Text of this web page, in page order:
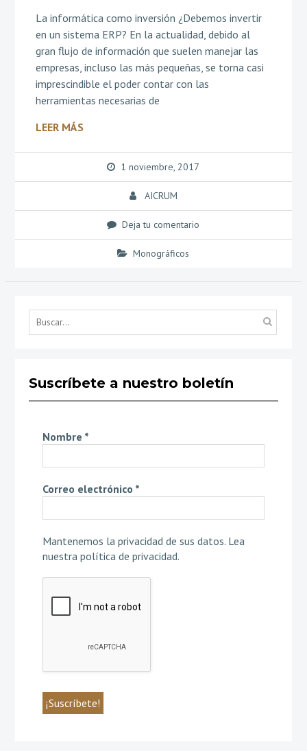
La informática como inversión ¿Debemos invertir
en un sistema ERP? En la actualidad, debido al
gran flujo de información que suelen manejar las
empresas, incluso las más pequeñas, se torna casi
imprescindible el poder contar con las
herramientas necesarias de
LEER MÁS
1 noviembre, 2017
AICRUM
Deja tu comentario
Monográficos
Suscríbete a nuestro boletín
Nombre *
Correo electrónico *
Mantenemos la privacidad de sus datos. Lea
nuestra política de privacidad.